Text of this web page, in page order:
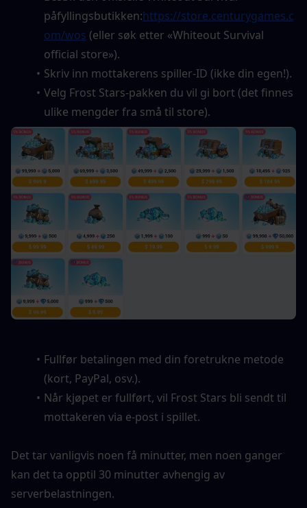
påfyllingsbutikken:https://store.centurygames.c
om/wos (eller søk etter «Whiteout Survival
official store»).
Skriv inn mottakerens spiller-ID (ikke din egen!).
Velg Frost Stars-pakken du vil gi bort (det finnes
ulike mengder fra små til store).
Fullfør betalingen med din foretrukne metode
(kort, PayPal, osv.).
Når kjøpet er fullført, vil Frost Stars bli sendt til
mottakeren via e-post i spillet.
Det tar vanligvis noen få minutter, men noen ganger
kan det ta opptil 30 minutter avhengig av
serverbelastningen.